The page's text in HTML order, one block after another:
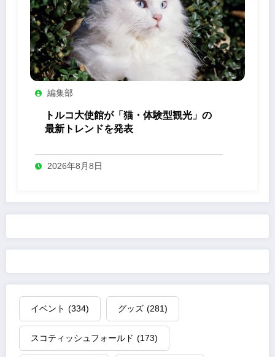
編集部
トルコ大使館が「猫・体験型観光」の
最新トレンドを発表
2026年8月8日
イベント (334) グッズ (281)
スコティッシュフォールド (173)